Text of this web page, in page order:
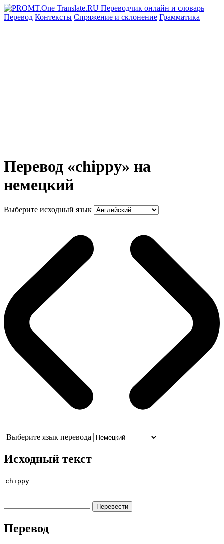
Перевод Контексты Спряжение и склонение Грамматика
Перевод «chippy» на
немецкий
Выберите исходный язык
Выберите язык перевода
Исходный текст
Перевод